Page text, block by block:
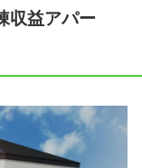
質問
収益アパー